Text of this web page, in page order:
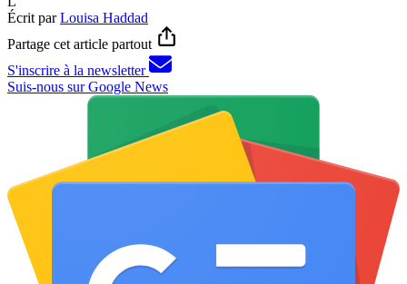
Écrit parLouisa Haddad
Partage cet article partout
S'inscrire à la newsletter
Suis-nous sur Google News